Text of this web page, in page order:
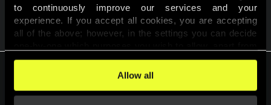
to continuously improve our services and your
experience. If you accept all cookies, you are accepting
all of the above; however, in the settings you can decide
the cookies that are essential for the website to function.
You can find more information about the cookies used on
Allow all
VISSZA A KALENDÁRIUMHOZ
HU EN